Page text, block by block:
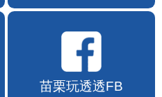
苗栗玩透透FB